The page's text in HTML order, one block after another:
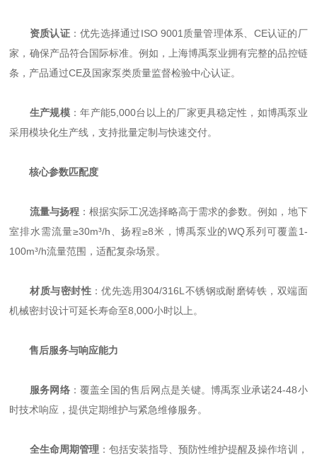
资质认证：优先选择通过ISO 9001质量管理体系、CE认证的厂
家，确保产品符合国际标准。例如，上海博禹泵业拥有完整的品控链
条，产品通过CE及国家泵类质量监督检验中心认证。
生产规模 ：年产能5,000台以上的厂家更具稳定性，如博禹泵业
采用模块化生产线，支持批量定制与快速交付。
核心参数匹配度
流量与扬程：根据实际工况选择略高于需求的参数。例如，地下
室排水需流量≥30m³/h、扬程≥8米，博禹泵业的WQ系列可覆盖1-
100m³/h流量范围，适配复杂场景。
材质与密封性 ：优先选用304/316L不锈钢或耐磨铸铁，双端面
机械密封设计可延长寿命至8,000小时以上。
售后服务与响应能力
服务网络：覆盖全国的售后网点是关键。博禹泵业承诺24-48小
时技术响应，提供定期维护与紧急维修服务。
全生命周期管理：包括安装指导、预防性维护提醒及操作培训，